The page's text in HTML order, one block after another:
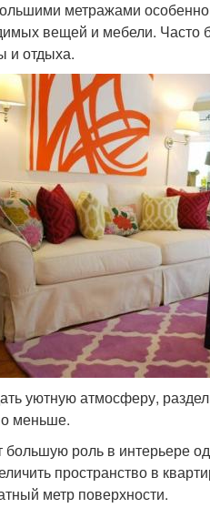
метражами
вещей и мебели. Часто
и отдыха.
уютную атмосферу,
меньше.
большую роль в интерьере
пространство в
метр поверхности.